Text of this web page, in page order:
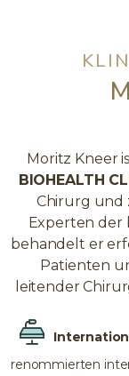
Moritz Kneer
BIOHEALTH
Chirurg und
Experten der
behandelt er
Patienten
leitender
renommierten